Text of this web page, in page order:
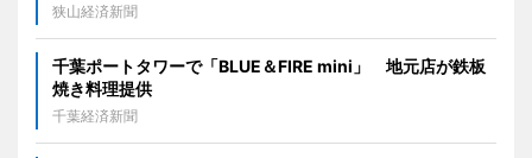
狭山経済新聞
千葉ポートタワーで「BLUE＆FIRE mini」 地元店が鉄板
焼き料理提供
千葉経済新聞